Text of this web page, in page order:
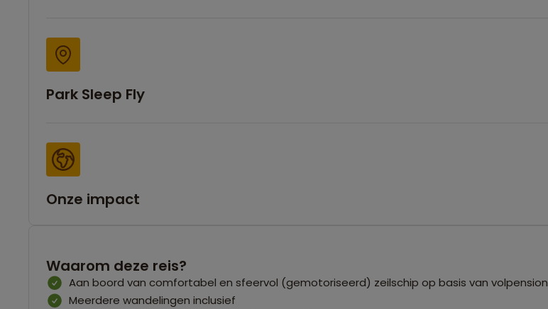
Park Sleep Fly
Onze impact
Waarom deze reis?
Aan boord van comfortabel en sfeervol (gemotoriseerd) zeilschip op basis van volpension
Meerdere wandelingen inclusief